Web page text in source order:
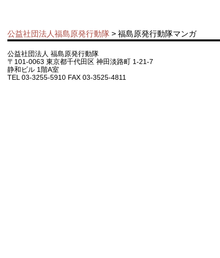
公益社団法人福島原発行動隊 > 福島原発行動隊マンガ
公益社団法人 福島原発行動隊
〒101-0063 東京都千代田区 神田淡路町 1-21-7
静和ビル 1階A室
TEL 03-3255-5910 FAX 03-3525-4811